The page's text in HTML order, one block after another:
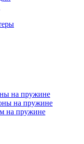
на пружине
на пружине
на пружине